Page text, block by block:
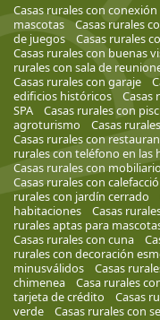
Casas rurales con
mascotas
Casas rurales
de juegos
Casas rurales
Casas rurales con buenas
rurales con sala de
Casas rurales con garaje
edificios históricos
Casas
SPA
Casas rurales con
agroturismo
Casas
Casas rurales con
rurales con teléfono en las
Casas rurales con
Casas rurales con
rurales con jardín cerrado
habitaciones
Casas
rurales aptas para
Casas rurales con cuna
rurales con decoración
minusválidos
Casas
chimenea
Casa rurales
tarjeta de crédito
Casas
verde
Casas rurales con